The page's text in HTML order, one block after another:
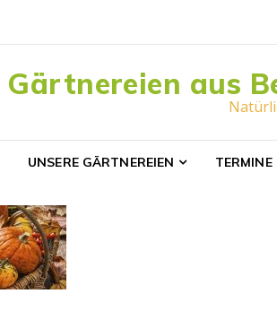
Gärtnereien aus
UNSERE GÄRTNEREIEN TERMINE